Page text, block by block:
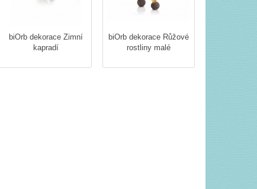
biOrb dekorace Zimní
kapradí
biOrb dekorace Růžové
rostliny malé